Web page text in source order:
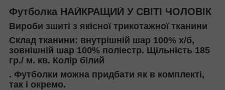
Футболка НАЙКРАЩИЙ У СВІТІ ЧОЛОВІК
Вироби зшиті з якісної трикотажної тканини
Склад тканини: внутрішній шар 100% х/б,
зовнішній шар 100% поліестр. Щільність 185
гр./ м. кв. Колір білий
. Футболки можна придбати як в комплекті,
так і окремо.